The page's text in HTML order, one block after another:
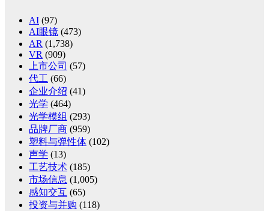
AI (97)
AI眼镜 (473)
AR (1,738)
VR (909)
上市公司 (57)
代工 (66)
企业介绍 (41)
光学 (464)
光学模组 (293)
品牌厂商 (959)
塑料与弹性体 (102)
声学 (13)
工艺技术 (185)
市场信息 (1,005)
感知交互 (65)
投资与并购 (118)